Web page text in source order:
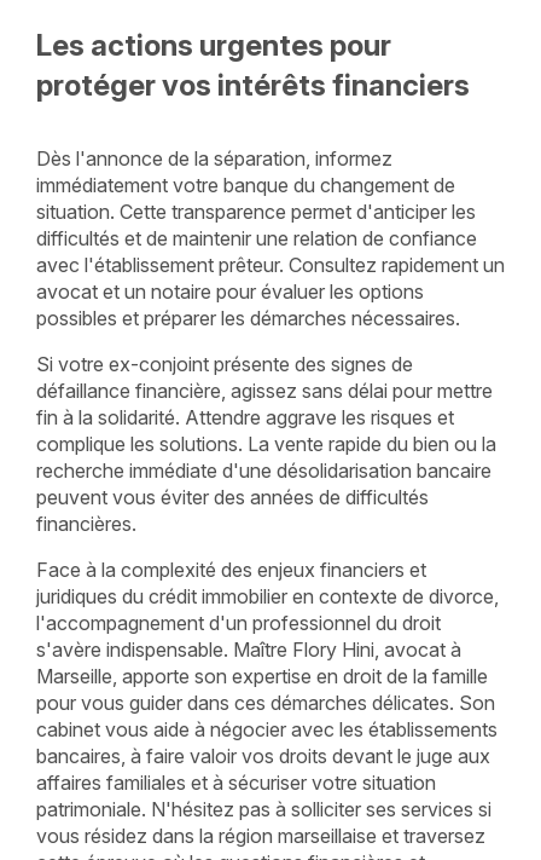
Les actions urgentes pour
protéger vos intérêts financiers
Dès l'annonce de la séparation, informez
immédiatement votre banque du changement de
situation. Cette transparence permet d'anticiper les
difficultés et de maintenir une relation de confiance
avec l'établissement prêteur. Consultez rapidement un
avocat et un notaire pour évaluer les options
possibles et préparer les démarches nécessaires.
Si votre ex-conjoint présente des signes de
défaillance financière, agissez sans délai pour mettre
fin à la solidarité. Attendre aggrave les risques et
complique les solutions. La vente rapide du bien ou la
recherche immédiate d'une désolidarisation bancaire
peuvent vous éviter des années de difficultés
financières.
Face à la complexité des enjeux financiers et
juridiques du crédit immobilier en contexte de divorce,
l'accompagnement d'un professionnel du droit
s'avère indispensable. Maître Flory Hini, avocat à
Marseille, apporte son expertise en droit de la famille
pour vous guider dans ces démarches délicates. Son
cabinet vous aide à négocier avec les établissements
bancaires, à faire valoir vos droits devant le juge aux
affaires familiales et à sécuriser votre situation
patrimoniale. N'hésitez pas à solliciter ses services si
vous résidez dans la région marseillaise et traversez